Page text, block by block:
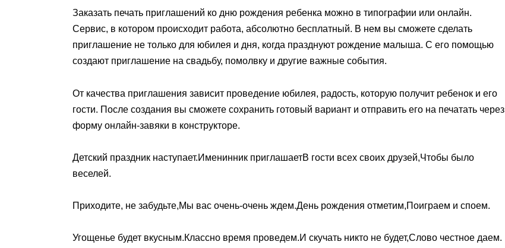
Заказать печать приглашений ко дню рождения ребенка можно в типографии или онлайн.
Сервис, в котором происходит работа, абсолютно бесплатный. В нем вы сможете сделать
приглашение не только для юбилея и дня, когда празднуют рождение малыша. С его помощью
создают приглашение на свадьбу, помолвку и другие важные события.
От качества приглашения зависит проведение юбилея, радость, которую получит ребенок и его
гости. После создания вы сможете сохранить готовый вариант и отправить его на печатать через
форму онлайн-завяки в конструкторе.
Детский праздник наступает.Именинник приглашаетВ гости всех своих друзей,Чтобы было
веселей.
Приходите, не забудьте,Мы вас очень-очень ждем.День рождения отметим,Поиграем и споем.
Угощенье будет вкусным.Классно время проведем.И скучать никто не будет,Слово честное даем.